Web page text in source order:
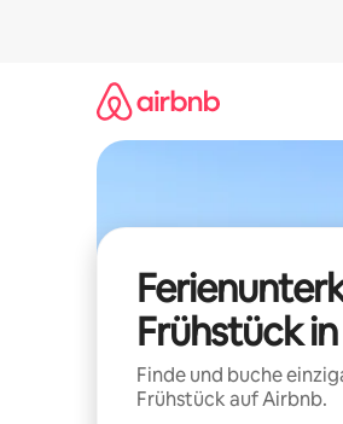
Frühstück
Finde und buche
Frühstück auf Airbnb.